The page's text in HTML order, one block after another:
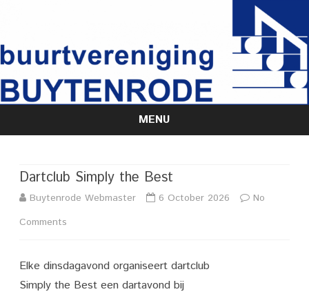
MENU
Skip
Dartclub Simply the Best
Buytenrode Webmaster 6 October 2026
No
Comments
Simply
Elke dinsdagavond organiseert dartclub
Simply the Best een dartavond bij